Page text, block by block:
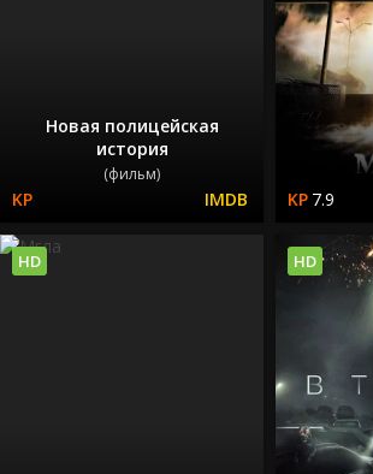
Новая полицейская
история
(фильм)
7.9
HD HD